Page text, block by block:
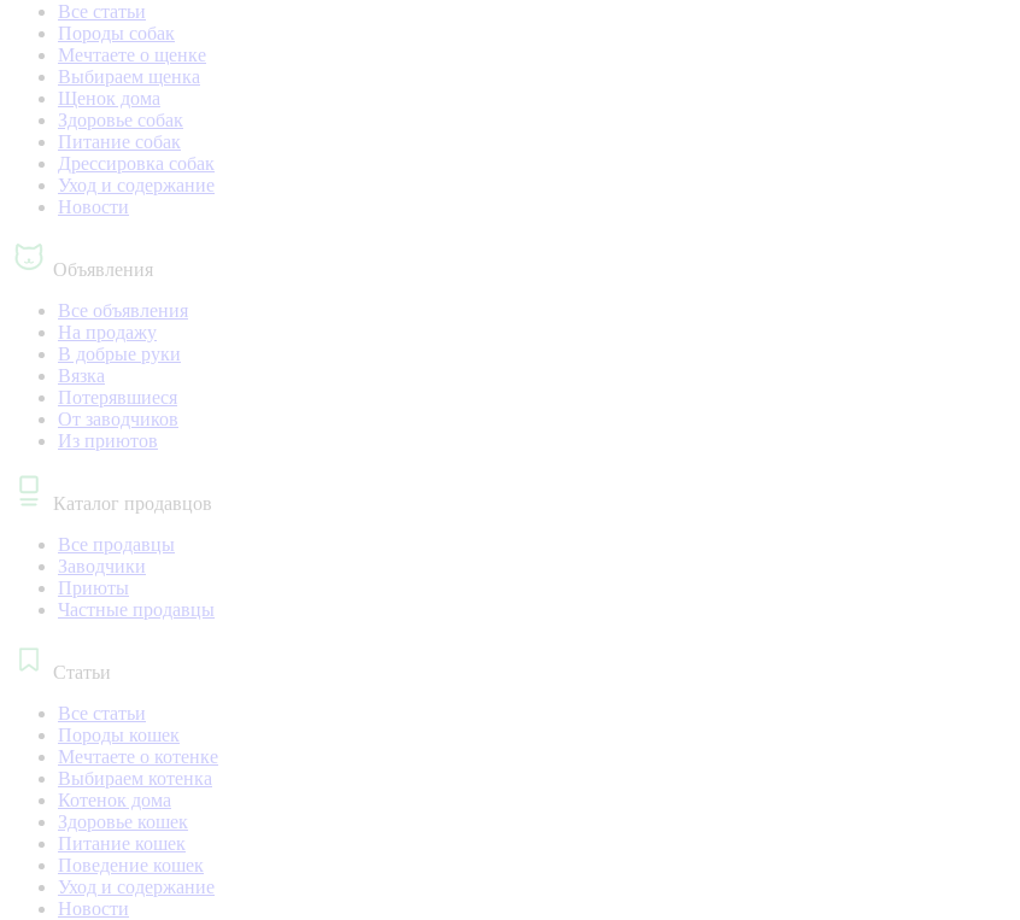
Все статьи
Породы собак
Мечтаете о щенке
Выбираем щенка
Щенок дома
Здоровье собак
Питание собак
Дрессировка собак
Уход и содержание
Новости
Объявления
Все объявления
На продажу
В добрые руки
Вязка
Потерявшиеся
От заводчиков
Из приютов
Каталог продавцов
Все продавцы
Заводчики
Приюты
Частные продавцы
Статьи
Все статьи
Породы кошек
Мечтаете о котенке
Выбираем котенка
Котенок дома
Здоровье кошек
Питание кошек
Поведение кошек
Уход и содержание
Новости